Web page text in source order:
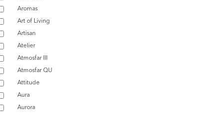
Aromas
Art of Living
Artisan
Atelier
Atmosfar III
Atmosfar QU
Attitude
Aura
Aurora